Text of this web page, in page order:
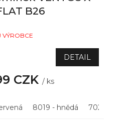
B26
VÝROBCE
CZK / ks
DETAIL
8019 - hnědá 7021 -